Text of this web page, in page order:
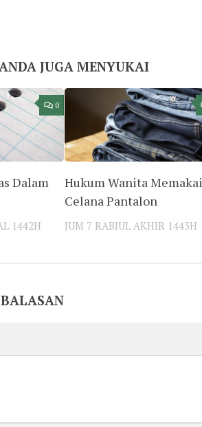
JUGA MENYUKAI
0
Dalam
1442H
Hukum Wanita Memakai
Celana Pantalon
JUM 7 RABIUL AKHIR 1443H